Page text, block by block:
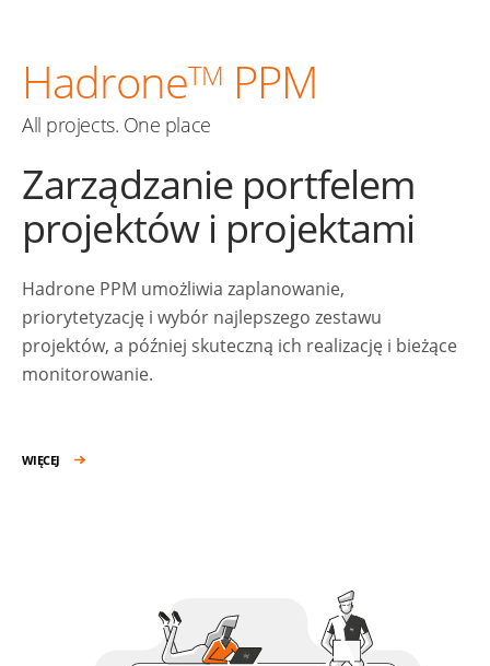
HadroneTM PPM
All projects. One place
Zarządzanie portfelem
projektów i projektami
Hadrone PPM umożliwia zaplanowanie,
priorytetyzację i wybór najlepszego zestawu
projektów, a później skuteczną ich realizację i bieżące
monitorowanie.
WIĘCEJ